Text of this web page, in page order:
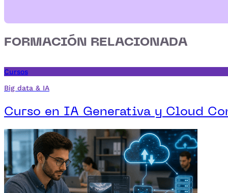
FORMACIÓN RELACIONADA
Cursos
Big data & IA
Curso en IA Generativa y Cloud